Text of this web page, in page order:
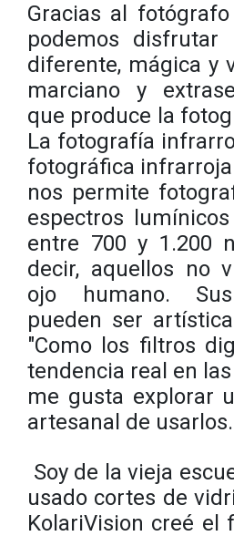
Gracias al
podemos
diferente, mágica y
marciano y
que produce la
La fotografía
fotográfica
nos permite
espectros
entre 700 y 1.200
decir, aquellos no
ojo humano.
pueden ser
"Como los filtros
tendencia real en
me gusta explorar
artesanal de usarlos.
Soy de la vieja
usado cortes de
KolariVision creé el